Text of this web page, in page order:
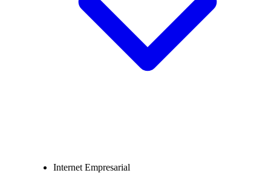
Internet Empresarial